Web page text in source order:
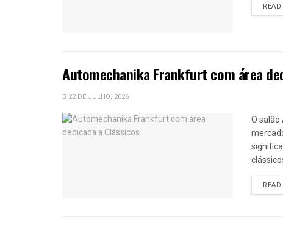
Automechanika Frankfurt com área
22 DE JULHO, 2026
O